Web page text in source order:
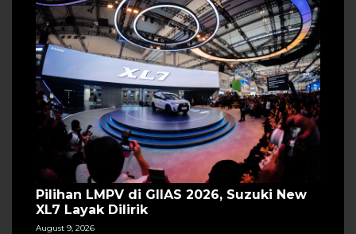
Pilihan LMPV di GIIAS 2026, Suzuki New
XL7 Layak Dilirik
August 9, 2026